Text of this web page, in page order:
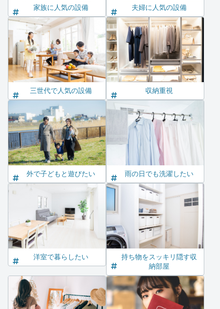
家族に人気の設備 夫婦に人気の設備
三世代で人気の設備 収納重視
外で子どもと遊びたい 雨の日でも洗濯したい
洋室で暮らしたい
持ち物をスッキリ隠す収
納部屋